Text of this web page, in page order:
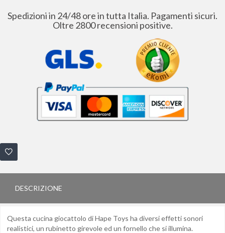
Spedizioni in 24/48 ore in tutta Italia. Pagamenti sicuri.
Oltre 2800 recensioni positive.
DESCRIZIONE
Questa cucina giocattolo di Hape Toys ha diversi effetti sonori
realistici, un rubinetto girevole ed un fornello che si illumina.